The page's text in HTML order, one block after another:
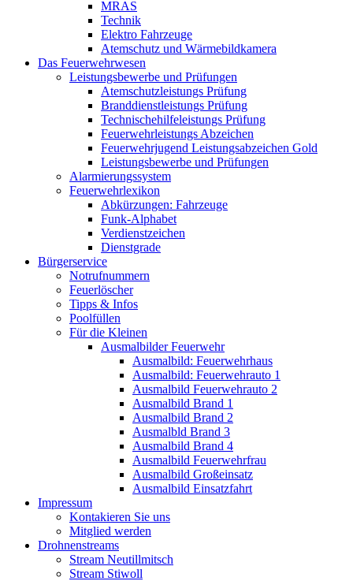
MRAS
Technik
Elektro Fahrzeuge
Atemschutz und Wärmebildkamera
Das Feuerwehrwesen
Leistungsbewerbe und Prüfungen
Atemschutzleistungs Prüfung
Branddienstleistungs Prüfung
Technischehilfeleistungs Prüfung
Feuerwehrleistungs Abzeichen
Feuerwehrjugend Leistungsabzeichen Gold
Leistungsbewerbe und Prüfungen
Alarmierungssystem
Feuerwehrlexikon
Abkürzungen: Fahrzeuge
Funk-Alphabet
Verdienstzeichen
Dienstgrade
Bürgerservice
Notrufnummern
Feuerlöscher
Tipps & Infos
Poolfüllen
Für die Kleinen
Ausmalbilder Feuerwehr
Ausmalbild: Feuerwehrhaus
Ausmalbild: Feuerwehrauto 1
Ausmalbild Feuerwehrauto 2
Ausmalbild Brand 1
Ausmalbild Brand 2
Ausmalbld Brand 3
Ausmalbild Brand 4
Ausmalbild Feuerwehrfrau
Ausmalbild Großeinsatz
Ausmalbild Einsatzfahrt
Impressum
Kontakieren Sie uns
Mitglied werden
Drohnenstreams
Stream Neutillmitsch
Stream Stiwoll